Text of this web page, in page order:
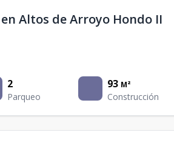
Altos de Arroyo Hondo II
2
Parqueo
93 M²
Construcción